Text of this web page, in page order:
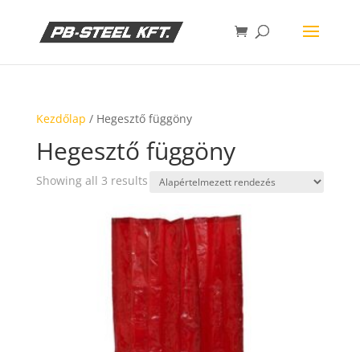
Kezdőlap / Hegesztő függöny
Hegesztő függöny
Showing all 3 results